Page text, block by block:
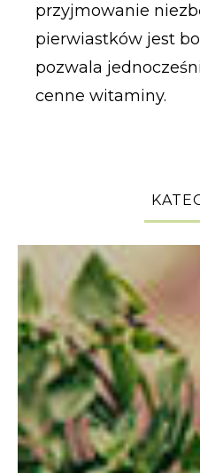
przyjmowanie
pierwiastków jest
pozwala
cenne witaminy.